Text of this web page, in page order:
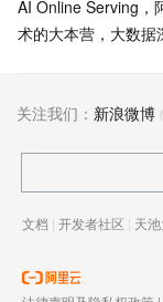
AI Online Serving，
术的大本营，大数据
关注我们： 新浪微博
文档 | 开发者社区 | 天